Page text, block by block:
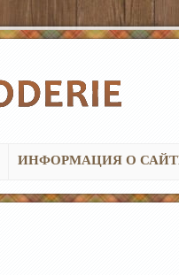
ИНФОРМАЦИЯ О